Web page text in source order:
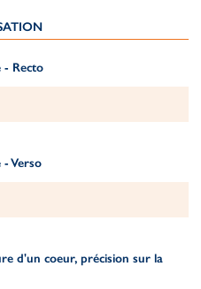
Recto
Verso
d'un coeur, précision sur la